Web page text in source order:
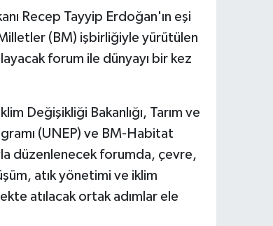
Recep Tayyip Erdoğan'ın eşi
(BM) işbirliğiyle yürütülen
forum ile dünyayı bir kez
Değişikliği Bakanlığı, Tarım ve
(UNEP) ve BM-Habitat
düzenlenecek forumda, çevre,
atık yönetimi ve iklim
atılacak ortak adımlar ele